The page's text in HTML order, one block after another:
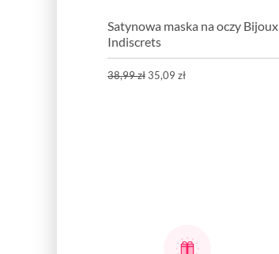
Satynowa maska na oczy Bijoux
Indiscrets
38,99 zł35,09 zł